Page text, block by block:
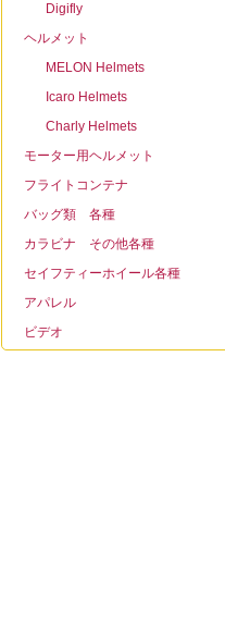
Digifly
ヘルメット
MELON Helmets
Icaro Helmets
Charly Helmets
モーター用ヘルメット
フライトコンテナ
バッグ類 各種
カラビナ その他各種
セイフティーホイール各種
アパレル
ビデオ